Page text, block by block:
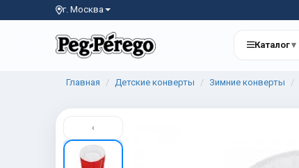
г. Москва
Каталог▾
Главная Детские конверты Зимние конверты
‹